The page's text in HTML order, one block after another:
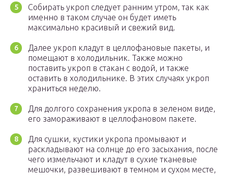
Собирать укроп следует ранним утром, так как
именно в таком случае он будет иметь
максимально красивый и свежий вид.
Далее укроп кладут в целлофановые пакеты, и
помещают в холодильник. Также можно
поставить укроп в стакан с водой, и также
оставить в холодильнике. В этих случаях укроп
храниться неделю.
Для долгого сохранения укропа в зеленом виде,
его замораживают в целлофановом пакете.
Для сушки, кустики укропа промывают и
раскладывают на солнце до его засыхания, после
чего измельчают и кладут в сухие тканевые
мешочки, развешивают в темном и сухом месте,